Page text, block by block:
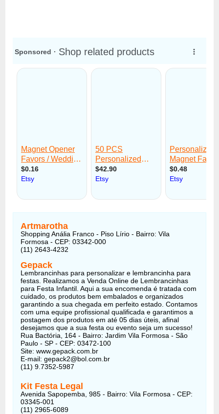
Artmarotha
Shopping Anália Franco - Piso Lírio - Bairro: Vila
Formosa - CEP: 03342-000
(11) 2643-4232
Gepack
Lembrancinhas para personalizar e lembrancinha para
festas. Realizamos a Venda Online de Lembrancinhas
para Festa Infantil. Aqui a sua encomenda é tratada com
cuidado, os produtos bem embalados e organizados
garantindo a sua chegada em perfeito estado. Contamos
com uma equipe profissional qualificada e garantimos a
postagem dos produtos em até 05 dias úteis, afinal
desejamos que a sua festa ou evento seja um sucesso!
Rua Bactória, 164 - Bairro: Jardim Vila Formosa - São
Paulo - SP - CEP: 03472-100
Site: www.gepack.com.br
E-mail: gepack2@bol.com.br
(11) 9.7352-5987
Kit Festa Legal
Avenida Sapopemba, 985 - Bairro: Vila Formosa - CEP:
03345-001
(11) 2965-6089